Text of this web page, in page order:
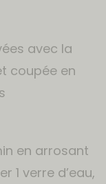
avec la
coupée en
en arrosant
1 verre d’eau,